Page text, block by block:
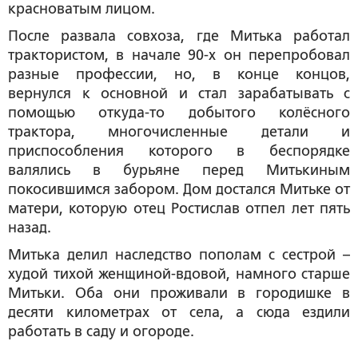
красноватым лицом.
После развала совхоза, где Митька работал
трактористом, в начале 90-х он перепробовал
разные профессии, но, в конце концов,
вернулся к основной и стал зарабатывать с
помощью откуда-то добытого колёсного
трактора, многочисленные детали и
приспособления которого в беспорядке
валялись в бурьяне перед Митькиным
покосившимся забором. Дом достался Митьке от
матери, которую отец Ростислав отпел лет пять
назад.
Митька делил наследство пополам с сестрой –
худой тихой женщиной-вдовой, намного старше
Митьки. Оба они проживали в городишке в
десяти километрах от села, а сюда ездили
работать в саду и огороде.